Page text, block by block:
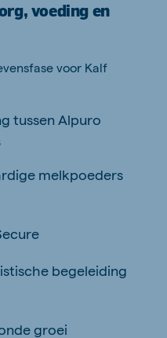
voeding en
voor Kalf
tussen Alpuro
melkpoeders
begeleiding
groei